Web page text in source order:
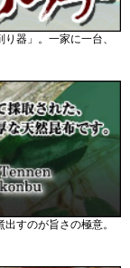
器」。一家に一台、
すのが旨さの極意。